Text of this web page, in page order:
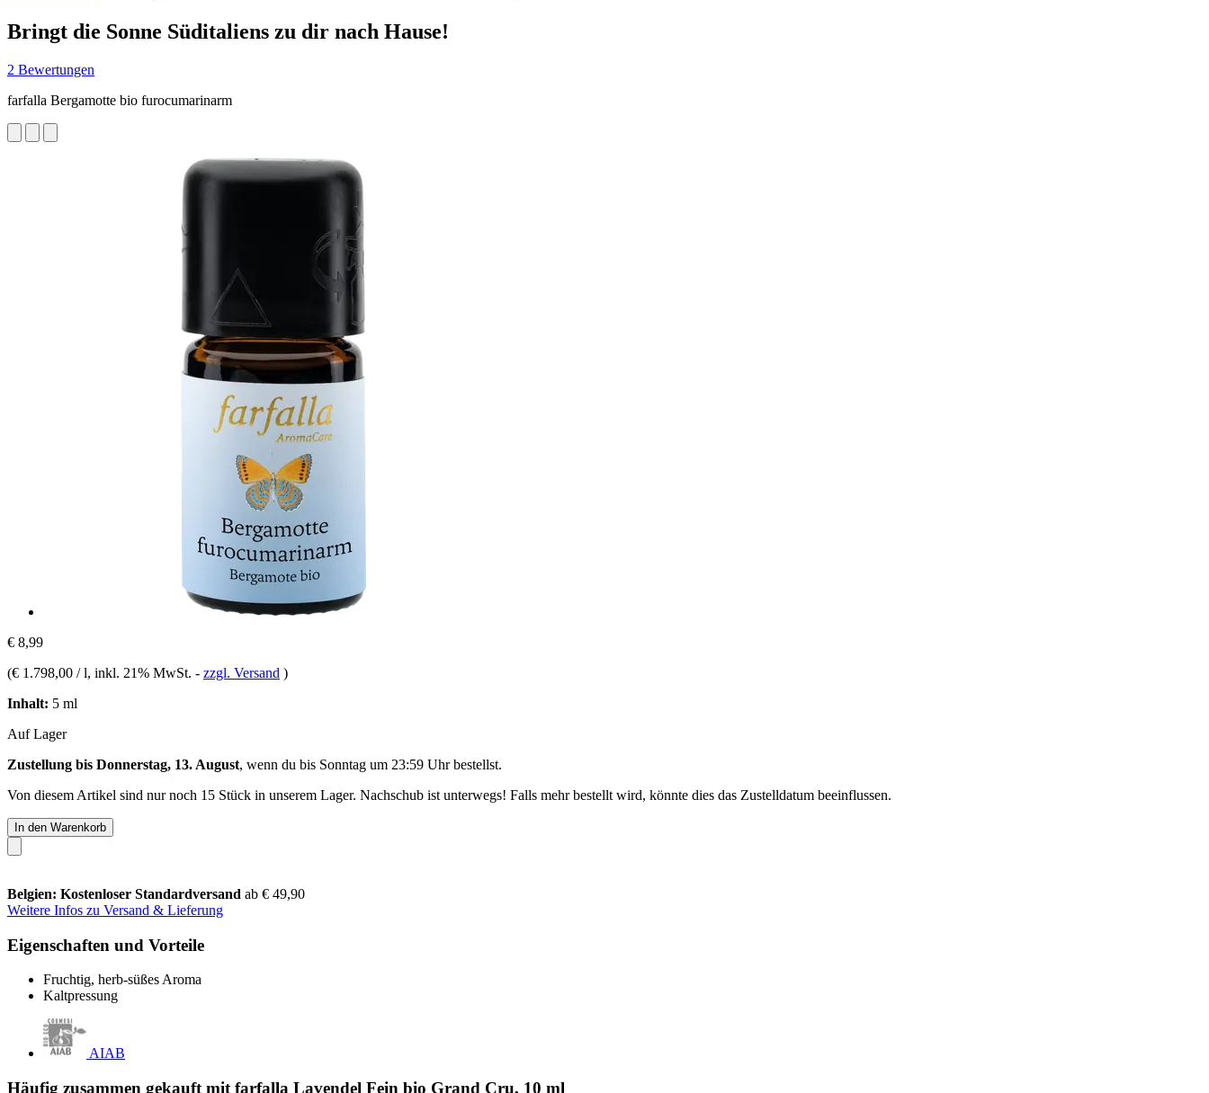
Bringt die Sonne Süditaliens zu dir nach Hause!
2 Bewertungen
farfalla Bergamotte bio furocumarinarm
€ 8,99
(€ 1.798,00 / l, inkl. 21% MwSt. - zzgl. Versand )
Inhalt: 5 ml
Auf Lager
Zustellung bis Donnerstag, 13. August, wenn du bis Sonntag um 23:59 Uhrbestellst.
Von diesem Artikel sind nur noch 15 Stück in unserem Lager. Nachschub ist unterwegs! Falls mehr bestellt wird, könnte dies das Zustelldatum beeinflussen.
In den Warenkorb
Belgien: Kostenloser Standardversand ab € 49,90
Weitere Infos zu Versand & Lieferung
Eigenschaften und Vorteile
Fruchtig, herb-süßes Aroma
Kaltpressung
AIAB
Häufig zusammen gekauft mit farfalla Lavendel Fein bio Grand Cru, 10 ml